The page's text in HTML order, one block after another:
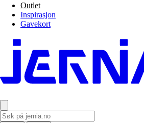
Outlet
Inspirasjon
Gavekort